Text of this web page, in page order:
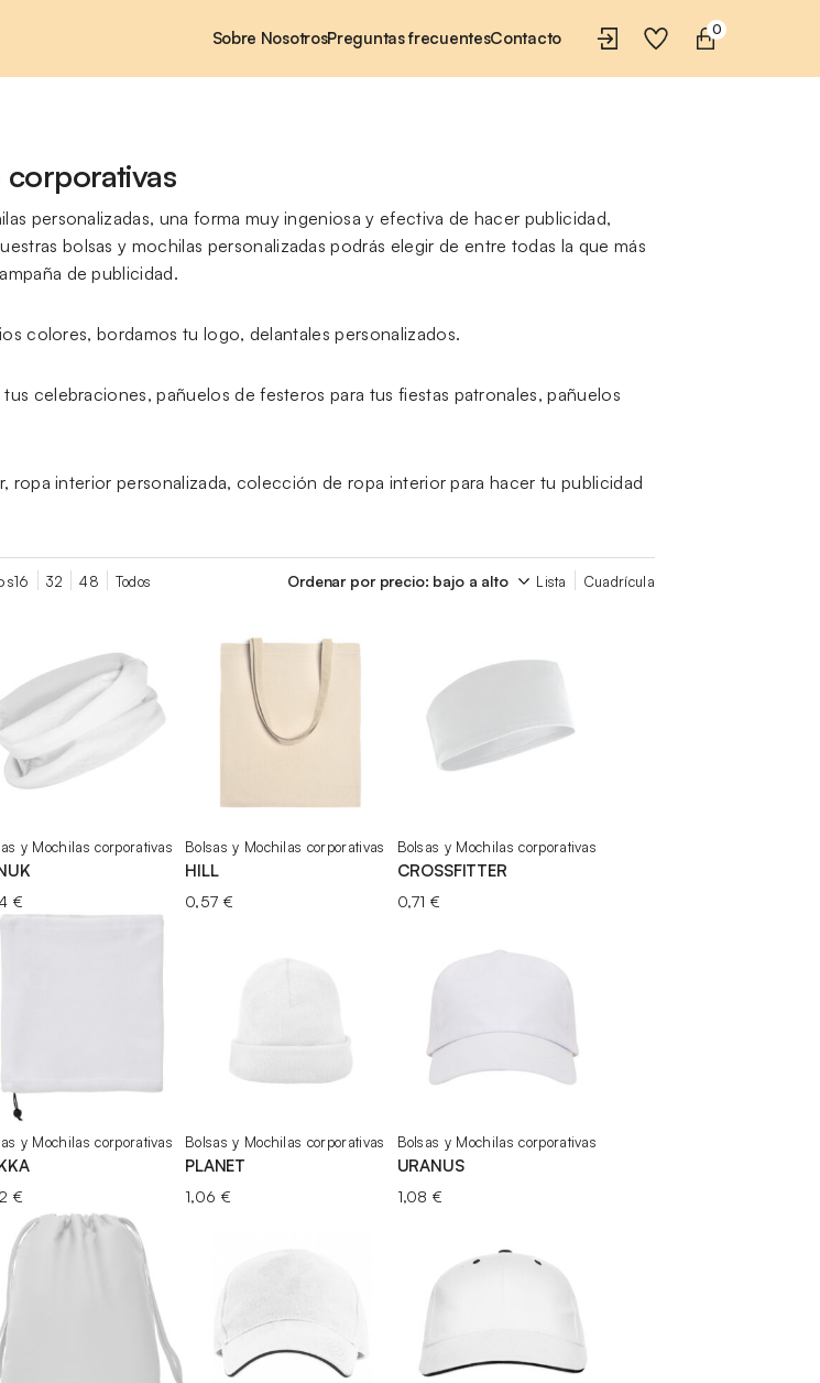
Sobre NosotrosPreguntas frecuentesContacto 0
corporativas
personalizadas, una forma muy ingeniosa y efectiva de hacer publicidad,
bolsas y mochilas personalizadas podrás elegir de entre todas la que más
de publicidad.
colores, bordamos tu logo, delantales personalizados.
celebraciones, pañuelos de festeros para tus fiestas patronales, pañuelos
ropa interior personalizada, colección de ropa interior para hacer tu publicidad
16 32 48 Todos Lista Cuadrícula
y Mochilas corporativas
€
Bolsas y Mochilas corporativas
HILL
0,57 €
Bolsas y Mochilas corporativas
CROSSFITTER
0,71€
y Mochilas corporativas
€
Bolsas y Mochilas corporativas
PLANET
1,06 €
Bolsas y Mochilas corporativas
URANUS
1,08€